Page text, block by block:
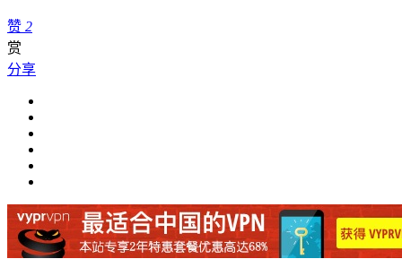
赞 2
赏
分享